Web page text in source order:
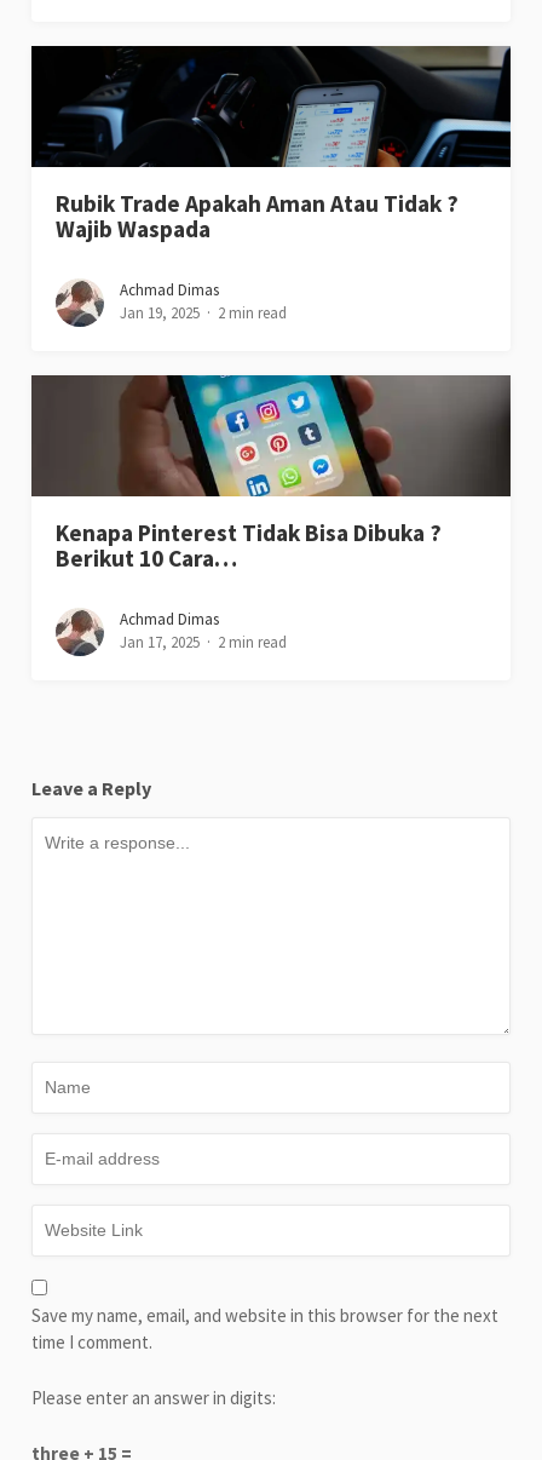
Rubik Trade Apakah Aman Atau Tidak ?
Wajib Waspada
Achmad Dimas
Jan 19, 2025
2 min read
Kenapa Pinterest Tidak Bisa Dibuka ?
Berikut 10 Cara…
Achmad Dimas
Jan 17, 2025
2 min read
Leave a Reply
Save my name, email, and website in this browser for the next
time I comment.
Please enter an answer in digits:
three + 15 =